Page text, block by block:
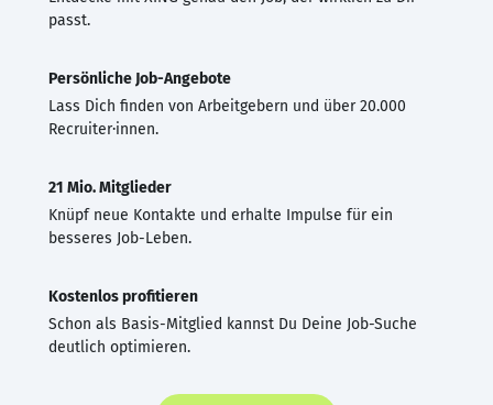
passt.
Persönliche Job-Angebote
Lass Dich finden von Arbeitgebern und über 20.000
Recruiter·innen.
21 Mio. Mitglieder
Knüpf neue Kontakte und erhalte Impulse für ein
besseres Job-Leben.
Kostenlos profitieren
Schon als Basis-Mitglied kannst Du Deine Job-Suche
deutlich optimieren.